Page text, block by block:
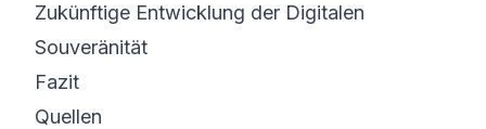
Zukünftige Entwicklung der Digitalen
Souveränität
Fazit
Quellen